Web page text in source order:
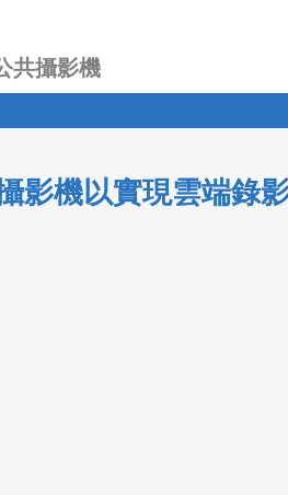
共攝影機
影機以實現雲端錄